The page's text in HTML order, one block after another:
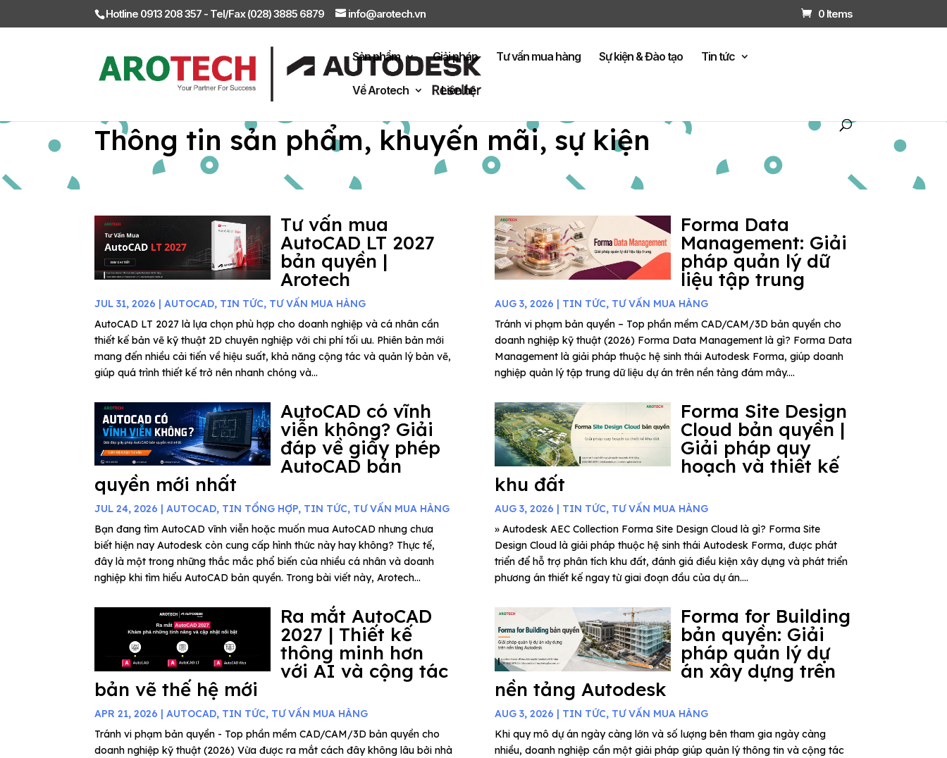
Hotline 0913 208 357 - Tel/Fax (028) 3885 6879 info@arotech.vn 0 Items
Sản phẩm Giải pháp Tư vấn mua hàng Sự kiện & Đào tạo Tin tức
Về Arotech Liên hệ
Thông tin sản phẩm, khuyến mãi, sự kiện
Tư vấn mua
AutoCAD LT 2027
bản quyền |
Arotech
JUL 31, 2026 |AUTOCAD, TIN TỨC, TƯ VẤN MUA HÀNG
AutoCAD LT 2027 là lựa chọn phù hợp cho doanh nghiệp và cá nhân cần
thiết kế bản vẽ kỹ thuật 2D chuyên nghiệp với chi phí tối ưu. Phiên bản mới
mang đến nhiều cải tiến về hiệu suất, khả năng cộng tác và quản lý bản vẽ,
giúp quá trình thiết kế trở nên nhanh chóng và...
AutoCAD có vĩnh
viễn không? Giải
đáp về giấy phép
AutoCAD bản
quyền mới nhất
JUL 24, 2026 |AUTOCAD, TIN TỔNG HỢP, TIN TỨC, TƯ VẤN MUA HÀNG
Bạn đang tìm AutoCAD vĩnh viễn hoặc muốn mua AutoCAD nhưng chưa
biết hiện nay Autodesk còn cung cấp hình thức này hay không? Thực tế,
đây là một trong những thắc mắc phổ biến của nhiều cá nhân và doanh
nghiệp khi tìm hiểu AutoCAD bản quyền. Trong bài viết này, Arotech...
Ra mắt AutoCAD
2027 | Thiết kế
thông minh hơn
với AI và cộng tác
bản vẽ thế hệ mới
APR 21, 2026 |AUTOCAD, TIN TỨC, TƯ VẤN MUA HÀNG
Tránh vi phạm bản quyền - Top phần mềm CAD/CAM/3D bản quyền cho
doanh nghiệp kỹ thuật (2026) Vừa được ra mắt cách đây không lâu bởi nhà
Forma Data
Management: Giải
pháp quản lý dữ
liệu tập trung
AUG 3, 2026 | TIN TỨC, TƯ VẤN MUA HÀNG
Tránh vi phạm bản quyền – Top phần mềm CAD/CAM/3D bản quyền cho
doanh nghiệp kỹ thuật (2026) Forma Data Management là gì? Forma Data
Management là giải pháp thuộc hệ sinh thái Autodesk Forma, giúp doanh
nghiệp quản lý tập trung dữ liệu dự án trên nền tảng đám mây....
Forma Site Design
Cloud bản quyền |
Giải pháp quy
hoạch và thiết kế
khu đất
AUG 3, 2026 | TIN TỨC, TƯ VẤN MUA HÀNG
» Autodesk AEC Collection Forma Site Design Cloud là gì? Forma Site
Design Cloud là giải pháp thuộc hệ sinh thái Autodesk Forma, được phát
triển để hỗ trợ phân tích khu đất, đánh giá điều kiện xây dựng và phát triển
phương án thiết kế ngay từ giai đoạn đầu của dự án....
Forma for Building
bản quyền: Giải
pháp quản lý dự
án xây dựng trên
nền tảng Autodesk
AUG 3, 2026 | TIN TỨC, TƯ VẤN MUA HÀNG
Khi quy mô dự án ngày càng lớn và số lượng bên tham gia ngày càng
nhiều, doanh nghiệp cần một giải pháp giúp quản lý thông tin và cộng tác